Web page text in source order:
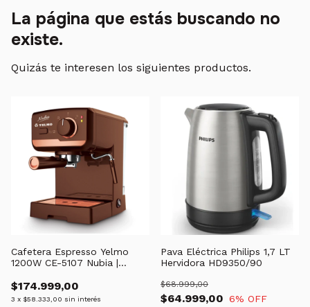
La página que estás buscando no
existe.
Quizás te interesen los siguientes productos.
Cafetera Espresso Yelmo
1200W CE-5107 Nubia |
$174.999,00
3 x $58.333,00 sin interés
Pava Eléctrica Philips 1,7 LT
Hervidora HD9350/90
$64.999,00
$68.999,00
6% OFF